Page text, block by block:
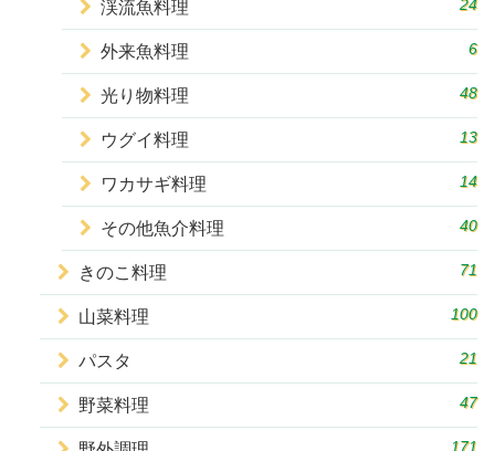
渓流魚料理 24
外来魚料理 6
光り物料理 48
ウグイ料理 13
ワカサギ料理 14
その他魚介料理 40
きのこ料理 71
山菜料理 100
パスタ 21
野菜料理 47
171